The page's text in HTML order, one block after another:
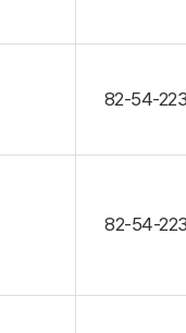
82-54-
82-54-